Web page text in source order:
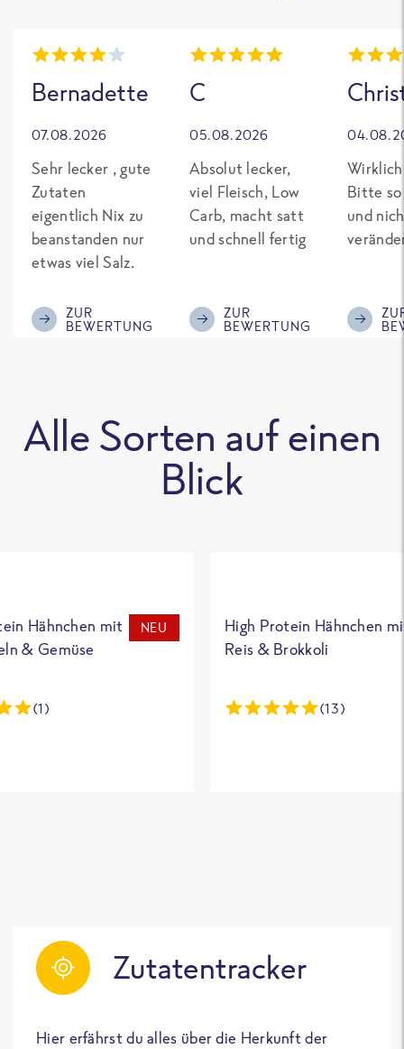
Bernadette
07.08.2026
Sehr lecker , gute
Zutaten
eigentlich Nix zu
beanstanden nur
etwas viel Salz.
ZUR
BEWERTUNG
C
05.08.2026
Absolut lecker,
viel Fleisch, Low
Carb, macht satt
und schnell fertig
ZUR
BEWERTUNG
Bitte so
und
Alle Sorten auf einen
Blick
Hähnchen mit
& Gemüse
NEU
(1)
High Protein Hähnchen
Reis & Brokkoli
(13)
Zutatentracker
Hier erfährst du alles über die Herkunft der